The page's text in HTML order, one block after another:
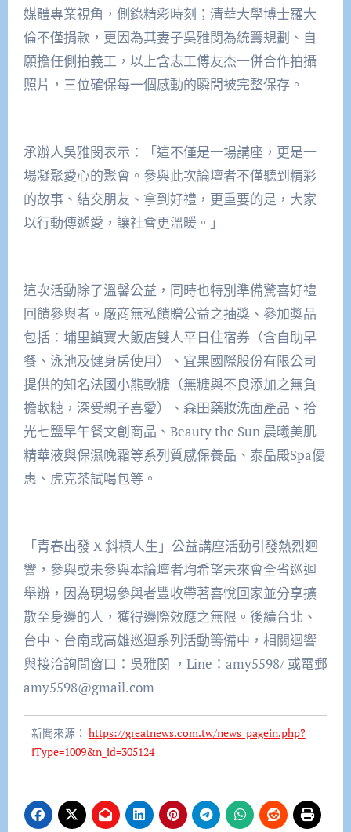
媒體專業視角，側錄精彩時刻；清華大學博士羅大
倫不僅捐款，更因為其妻子吳雅閔為統籌規劃、自
願擔任側拍義工，以上含志工傅友杰一併合作拍攝
照片，三位確保每一個感動的瞬間被完整保存。
承辦人吳雅閔表示：「這不僅是一場講座，更是一
場凝聚愛心的聚會。參與此次論壇者不僅聽到精彩
的故事、結交朋友、拿到好禮，更重要的是，大家
以行動傳遞愛，讓社會更溫暖。」
這次活動除了溫馨公益，同時也特別準備驚喜好禮
回饋參與者。廠商無私饋贈公益之抽獎、參加獎品
包括：埔里鎮寶大飯店雙人平日住宿券（含自助早
餐、泳池及健身房使用）、宜果國際股份有限公司
提供的知名法國小熊軟糖（無糖與不良添加之無負
擔軟糖，深受親子喜愛）、森田藥妝洗面產品、拾
光七鹽早午餐文創商品、Beauty the Sun 晨曦美肌
精華液與保濕晚霜等系列質感保養品、泰晶殿Spa優
惠、虎克茶試喝包等。
「青春出發 X 斜槓人生」公益講座活動引發熱烈迴
響，參與或未參與本論壇者均希望未來會全省巡迴
舉辦，因為現場參與者豐收帶著喜悅回家並分享擴
散至身邊的人，獲得邊際效應之無限。後續台北、
台中、台南或高雄巡迴系列活動籌備中，相關迴響
與接洽詢問窗口：吳雅閔 ，Line：amy5598/ 或電郵
amy5598@gmail.com
新聞來源： https://greatnews.com.tw/news_pagein.php?
iType=1009&n_id=305124